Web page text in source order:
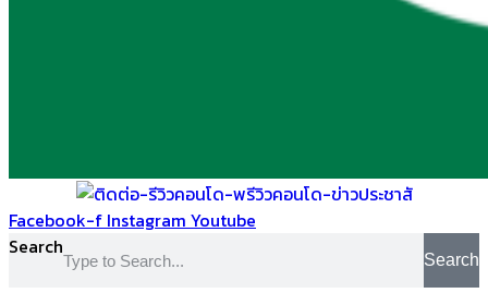
Facebook-f Instagram Youtube
Search
Search